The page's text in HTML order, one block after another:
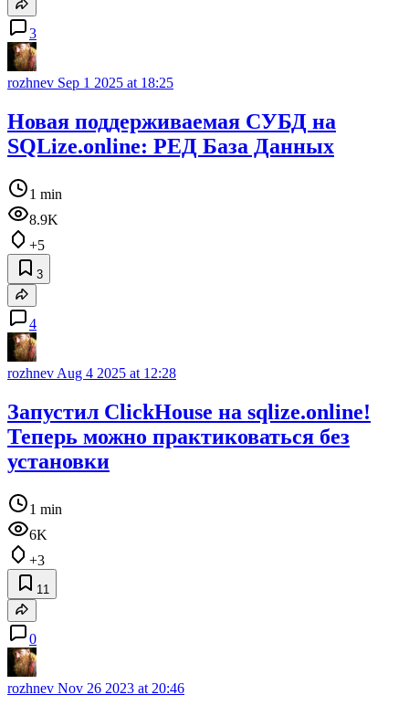
3
rozhnev Sep 1 2025 at 18:25
Новая поддерживаемая СУБД на
SQLize.online: РЕД База Данных
1 min
8.9K
+5
3
4
rozhnev Aug 4 2025 at 12:28
Запустил ClickHouse на sqlize.online!
Теперь можно практиковаться без
установки
1 min
6K
+3
11
0
rozhnev Nov 26 2023 at 20:46